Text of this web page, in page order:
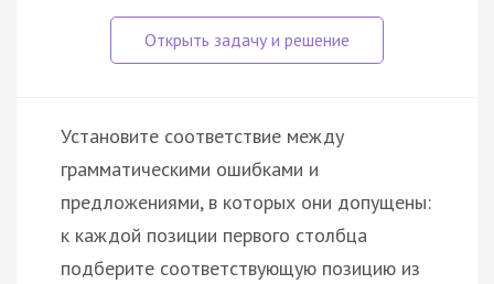
Установите соответствие между
грамматическими ошибками и
предложениями, в которых они допущены:
к каждой позиции первого столбца
подберите соответствующую позицию из